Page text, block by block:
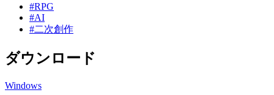
#RPG
#AI
#二次創作
ダウンロード
Windows